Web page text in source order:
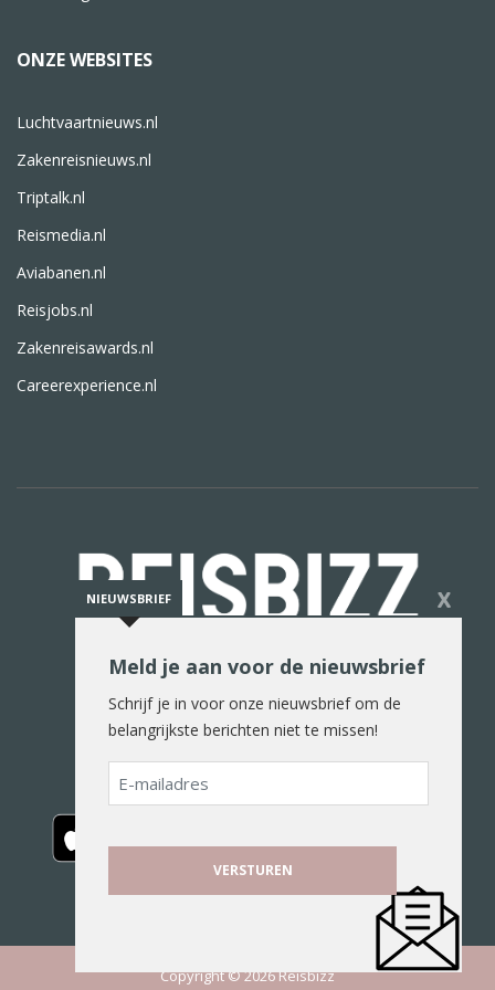
ONZE WEBSITES
Luchtvaartnieuws.nl
Zakenreisnieuws.nl
Triptalk.nl
Reismedia.nl
Aviabanen.nl
Reisjobs.nl
Zakenreisawards.nl
Careerexperience.nl
De reiswereld in woord en beeld
Copyright © 2026 Reisbizz
NIEUWSBRIEF X
Meld je aan voor de nieuwsbrief
Schrijf je in voor onze nieuwsbrief om de
belangrijkste berichten niet te missen!
E-
mailadres